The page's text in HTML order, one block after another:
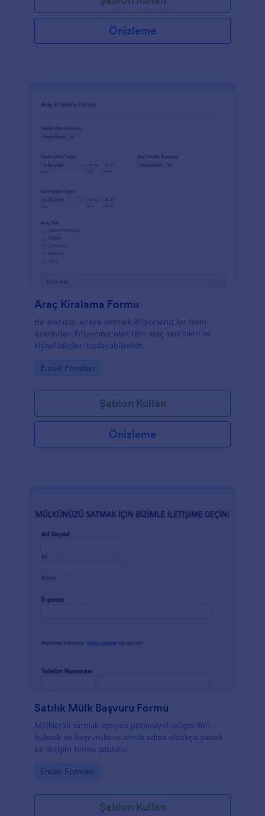
Önizleme
Araç Kiralama Formu
Bir aracınızı kiraya vermek istiyorsanız bu form
üzerinden ihtiyacınız olan tüm araç tercihleri ve
kişisel bilgileri toplayabilirsiniz.
Go to Category:
Emlak Formları
Şablon Kullan
Önizleme
Satılık Mülk Başvuru Formu
Mülklerini satmak isteyen potansiyel müşterileri
bulmak ve başvurularını almak adına oldukça yararlı
bir iletişim formu şablonu.
Go to Category:
Emlak Formları
Şablon Kullan